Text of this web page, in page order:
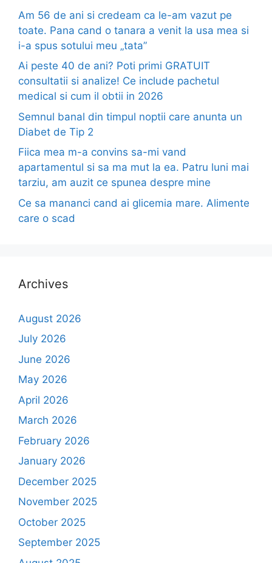
Am 56 de ani si credeam ca le-am vazut pe
toate. Pana cand o tanara a venit la usa mea si
i-a spus sotului meu „tata”
Ai peste 40 de ani? Poti primi GRATUIT
consultatii si analize! Ce include pachetul
medical si cum il obtii in 2026
Semnul banal din timpul noptii care anunta un
Diabet de Tip 2
Fiica mea m-a convins sa-mi vand
apartamentul si sa ma mut la ea. Patru luni mai
tarziu, am auzit ce spunea despre mine
Ce sa mananci cand ai glicemia mare. Alimente
care o scad
Archives
August 2026
July 2026
June 2026
May 2026
April 2026
March 2026
February 2026
January 2026
December 2025
November 2025
October 2025
September 2025